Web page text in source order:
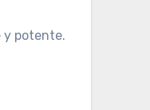
y potente.